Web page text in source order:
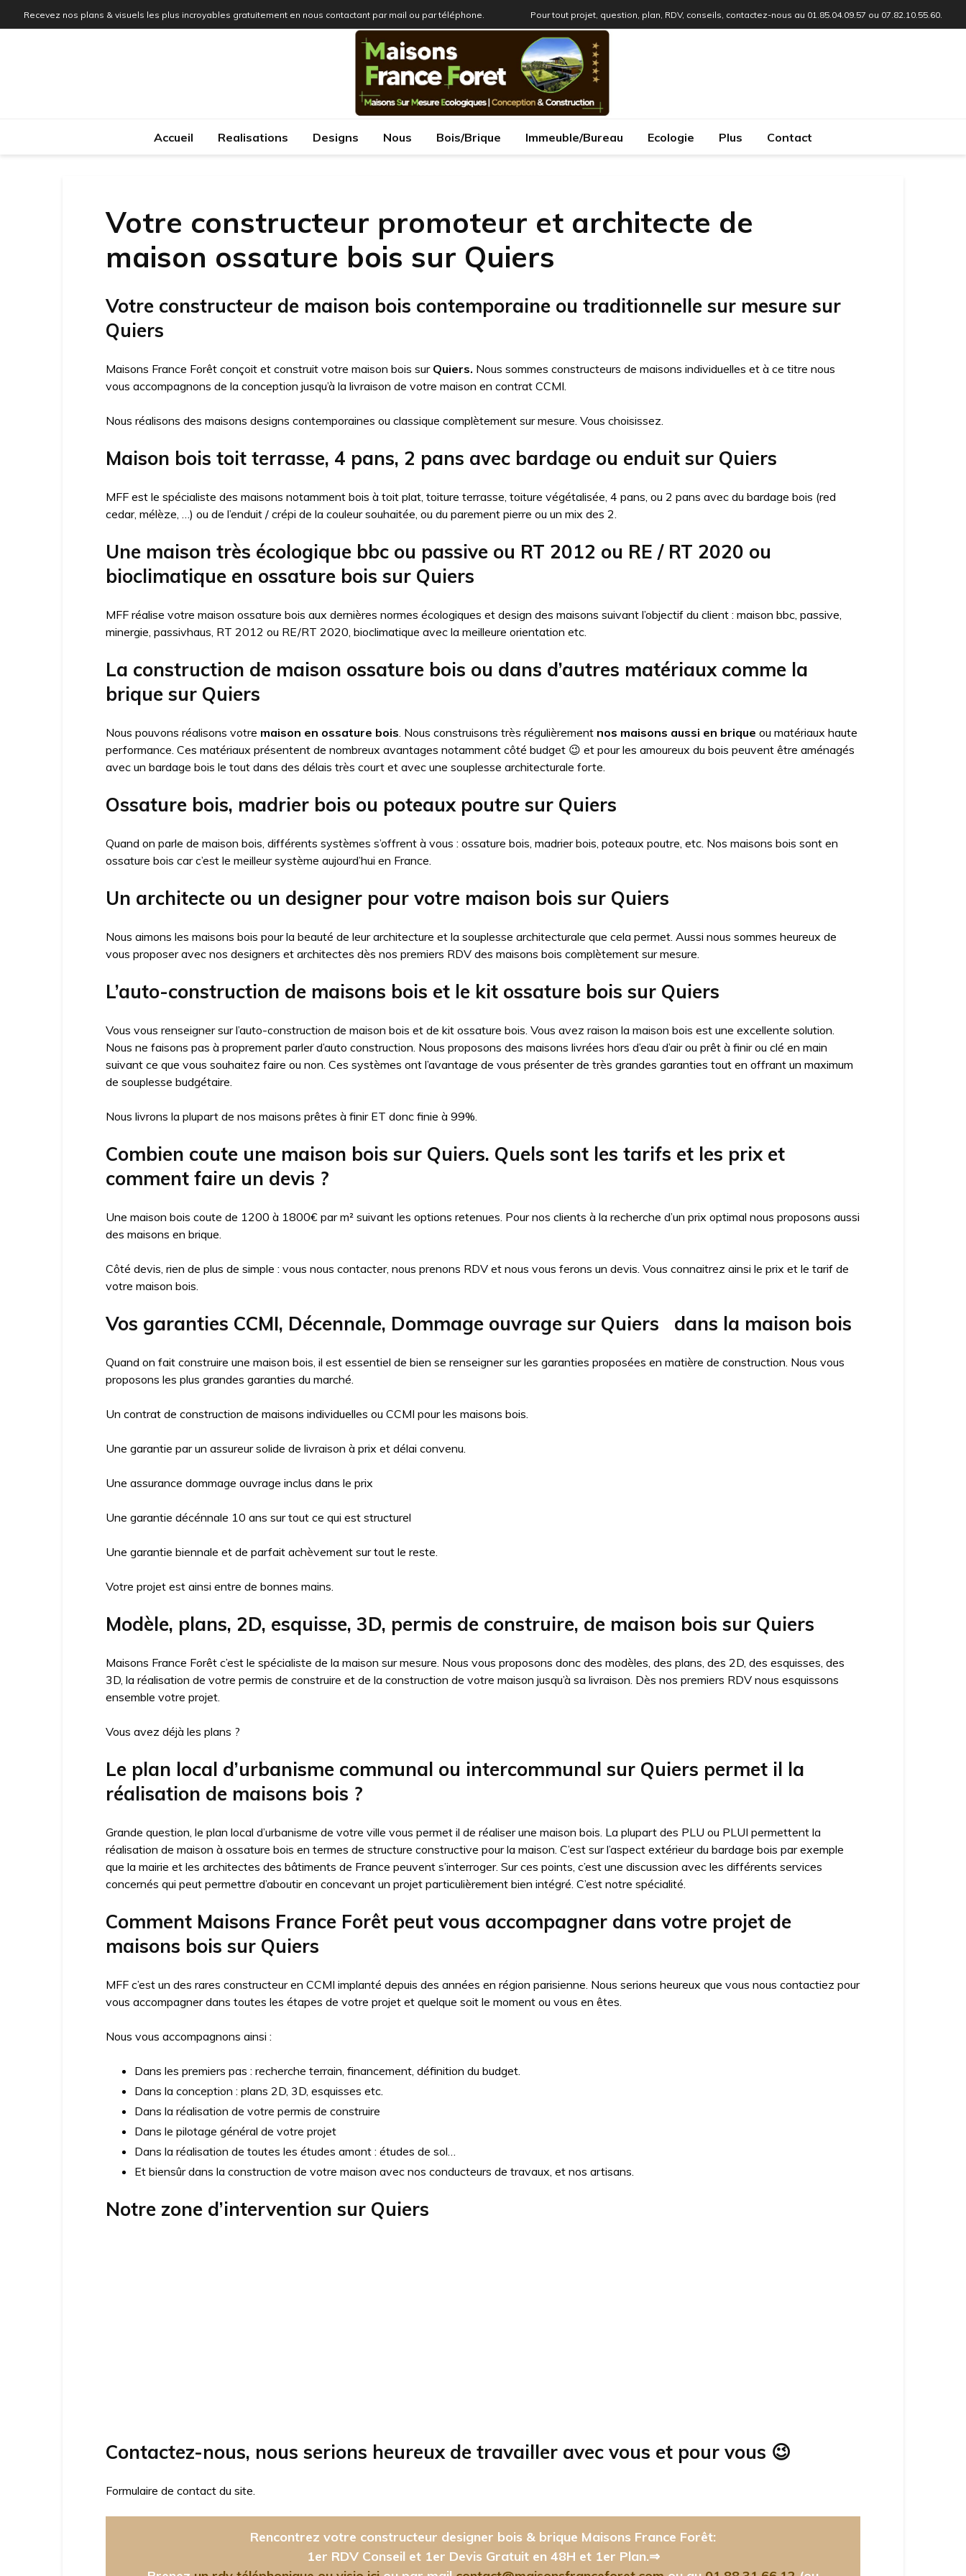
Recevez nos plans & visuels les plus incroyables gratuitement en nous contactant par mail ou par téléphone. Pour tout projet, question, plan, RDV, conseils, contactez-nous au 01.85.04.09.57 ou 07.82.10.55.60.
Accueil Realisations Designs Nous Bois/Brique Immeuble/Bureau Ecologie Plus Contact
Votre constructeur promoteur et architecte de
maison ossature bois sur Quiers
Votre constructeur de maison bois contemporaine ou traditionnelle sur mesure sur
Quiers
Maisons France Forêt conçoit et construit votre maison bois sur Quiers. Nous sommes constructeurs de maisons individuelles et à ce titre nous
vous accompagnons de la conception jusqu’à la livraison de votre maison en contrat CCMI.
Nous réalisons des maisons designs contemporaines ou classique complètement sur mesure. Vous choisissez.
Maison bois toit terrasse, 4 pans, 2 pans avec bardage ou enduit sur Quiers
MFF est le spécialiste des maisons notamment bois à toit plat, toiture terrasse, toiture végétalisée, 4 pans, ou 2 pans avec du bardage bois (red
cedar, mélèze, …) ou de l’enduit / crépi de la couleur souhaitée, ou du parement pierre ou un mix des 2.
Une maison très écologique bbc ou passive ou RT 2012 ou RE / RT 2020 ou
bioclimatique en ossature bois sur Quiers
MFF réalise votre maison ossature bois aux dernières normes écologiques et design des maisons suivant l’objectif du client : maison bbc, passive,
minergie, passivhaus, RT 2012 ou RE/RT 2020, bioclimatique avec la meilleure orientation etc.
La construction de maison ossature bois ou dans d’autres matériaux comme la
brique sur Quiers
Nous pouvons réalisons votre maison en ossature bois. Nous construisons très régulièrement nos maisons aussi en brique ou matériaux haute
performance. Ces matériaux présentent de nombreux avantages notamment côté budget 😉 et pour les amoureux du bois peuvent être aménagés
avec un bardage bois le tout dans des délais très court et avec une souplesse architecturale forte.
Ossature bois, madrier bois ou poteaux poutre sur Quiers
Quand on parle de maison bois, différents systèmes s’offrent à vous : ossature bois, madrier bois, poteaux poutre, etc. Nos maisons bois sont en
ossature bois car c’est le meilleur système aujourd’hui en France.
Un architecte ou un designer pour votre maison bois sur Quiers
Nous aimons les maisons bois pour la beauté de leur architecture et la souplesse architecturale que cela permet. Aussi nous sommes heureux de
vous proposer avec nos designers et architectes dès nos premiers RDV des maisons bois complètement sur mesure.
L’auto-construction de maisons bois et le kit ossature bois sur Quiers
Vous vous renseigner sur l’auto-construction de maison bois et de kit ossature bois. Vous avez raison la maison bois est une excellente solution.
Nous ne faisons pas à proprement parler d’auto construction. Nous proposons des maisons livrées hors d’eau d’air ou prêt à finir ou clé en main
suivant ce que vous souhaitez faire ou non. Ces systèmes ont l’avantage de vous présenter de très grandes garanties tout en offrant un maximum
de souplesse budgétaire.
Nous livrons la plupart de nos maisons prêtes à finir ET donc finie à 99%.
Combien coute une maison bois sur Quiers. Quels sont les tarifs et les prix et
comment faire un devis ?
Une maison bois coute de 1200 à 1800€ par m² suivant les options retenues. Pour nos clients à la recherche d’un prix optimal nous proposons aussi
des maisons en brique.
Côté devis, rien de plus de simple : vous nous contacter, nous prenons RDV et nous vous ferons un devis. Vous connaitrez ainsi le prix et le tarif de
votre maison bois.
Vos garanties CCMI, Décennale, Dommage ouvrage sur Quiers dans la maison bois
Quand on fait construire une maison bois, il est essentiel de bien se renseigner sur les garanties proposées en matière de construction. Nous vous
proposons les plus grandes garanties du marché.
Un contrat de construction de maisons individuelles ou CCMI pour les maisons bois.
Une garantie par un assureur solide de livraison à prix et délai convenu.
Une assurance dommage ouvrage inclus dans le prix
Une garantie décénnale 10 ans sur tout ce qui est structurel
Une garantie biennale et de parfait achèvement sur tout le reste.
Votre projet est ainsi entre de bonnes mains.
Modèle, plans, 2D, esquisse, 3D, permis de construire, de maison bois sur Quiers
Maisons France Forêt c’est le spécialiste de la maison sur mesure. Nous vous proposons donc des modèles, des plans, des 2D, des esquisses, des
3D, la réalisation de votre permis de construire et de la construction de votre maison jusqu’à sa livraison. Dès nos premiers RDV nous esquissons
ensemble votre projet.
Vous avez déjà les plans ?
Le plan local d’urbanisme communal ou intercommunal sur Quiers permet il la
réalisation de maisons bois ?
Grande question, le plan local d’urbanisme de votre ville vous permet il de réaliser une maison bois. La plupart des PLU ou PLUI permettent la
réalisation de maison à ossature bois en termes de structure constructive pour la maison. C’est sur l’aspect extérieur du bardage bois par exemple
que la mairie et les architectes des bâtiments de France peuvent s’interroger. Sur ces points, c’est une discussion avec les différents services
concernés qui peut permettre d’aboutir en concevant un projet particulièrement bien intégré. C’est notre spécialité.
Comment Maisons France Forêt peut vous accompagner dans votre projet de
maisons bois sur Quiers
MFF c’est un des rares constructeur en CCMI implanté depuis des années en région parisienne. Nous serions heureux que vous nous contactiez pour
vous accompagner dans toutes les étapes de votre projet et quelque soit le moment ou vous en êtes.
Nous vous accompagnons ainsi :
Dans les premiers pas : recherche terrain, financement, définition du budget.
Dans la conception : plans 2D, 3D, esquisses etc.
Dans la réalisation de votre permis de construire
Dans le pilotage général de votre projet
Dans la réalisation de toutes les études amont : études de sol…
Et biensûr dans la construction de votre maison avec nos conducteurs de travaux, et nos artisans.
Notre zone d’intervention sur Quiers
Contactez-nous, nous serions heureux de travailler avec vous et pour vous 😉
Formulaire de contact du site.
Rencontrez votre constructeur designer bois & brique Maisons France Forêt:
1er RDV Conseil et 1er Devis Gratuit en 48H et 1er Plan.⇒